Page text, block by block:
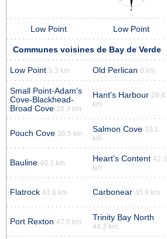
Low Point Low Point
Communes voisines de Bay de Verde
Low Point 5.3 km Old Perlican 8 km
Small Point-Adam's
Cove-Blackhead-
Broad Cove 28.3 km
Hant's Harbour 28.4
km
Pouch Cove 36.5 km Salmon Cove 39.1
km
Bauline 40.3 km Heart's Content 42.3
km
Flatrock 43.8 km Carbonear 45.9 km
Port Rexton 47.5 km Trinity Bay North
48.3 km